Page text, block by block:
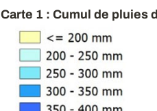
Carte 1 : Cumul de pluies